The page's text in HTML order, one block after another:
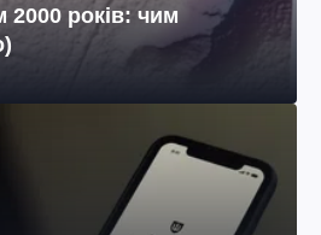
2000 років: чим